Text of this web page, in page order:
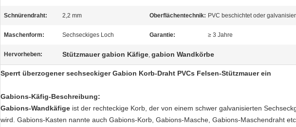
Schnürendraht: 2,2 mm Oberflächentechnik: PVC beschichtet oder
Maschenform: Sechseckiges Loch Garantie: ≥ 3 Jahre
Hervorheben: Stützmauer gabion Käfige, gabion Wandkörbe
Sperrt überzogener sechseckiger Gabion Korb-Draht PVCs Felsen-Stützmauer ein
Gabions-Käfig-Beschreibung:
Gabions-Wandkäfige ist der rechteckige Korb, der von einem schwer galvanisierten
wird. Gabions-Kasten nannte auch Gabions-Korb, Gabions-Masche, Gabions-Maschendraht